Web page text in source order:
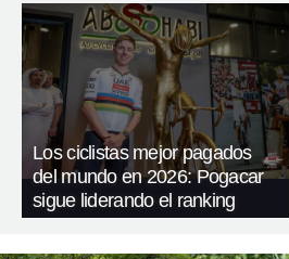
Los ciclistas mejor pagados
del mundo en 2026: Pogacar
sigue liderando el ranking